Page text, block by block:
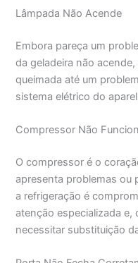
Lâmpada Não Acende
Embora pareça um
da geladeira não
queimada até um
sistema elétrico do
Compressor Não
O compressor é o
apresenta problemas ou
a refrigeração é
atenção especializada
necessitar substituição